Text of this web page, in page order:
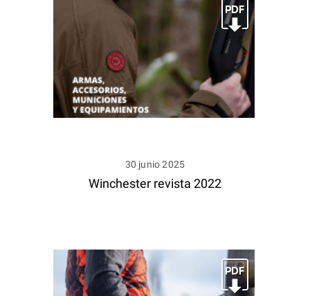
30 junio 2025
Winchester revista 2022